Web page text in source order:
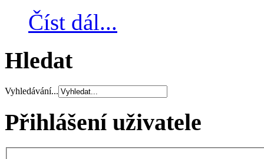
Číst dál...
Hledat
Vyhledávání...
Přihlášení uživatele